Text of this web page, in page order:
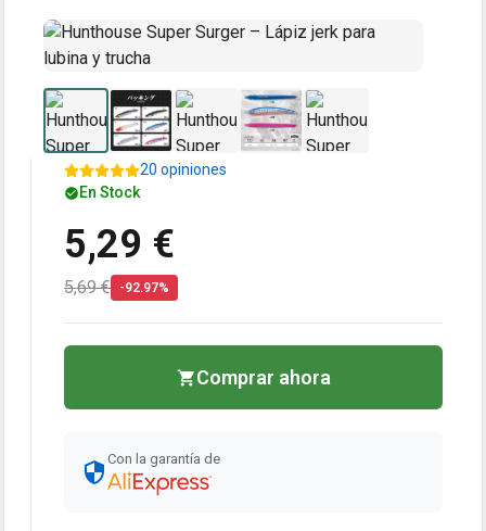
20 opiniones
En Stock
5,29 €
5,69 € -92.97%
Comprar ahora
Con la garantía de